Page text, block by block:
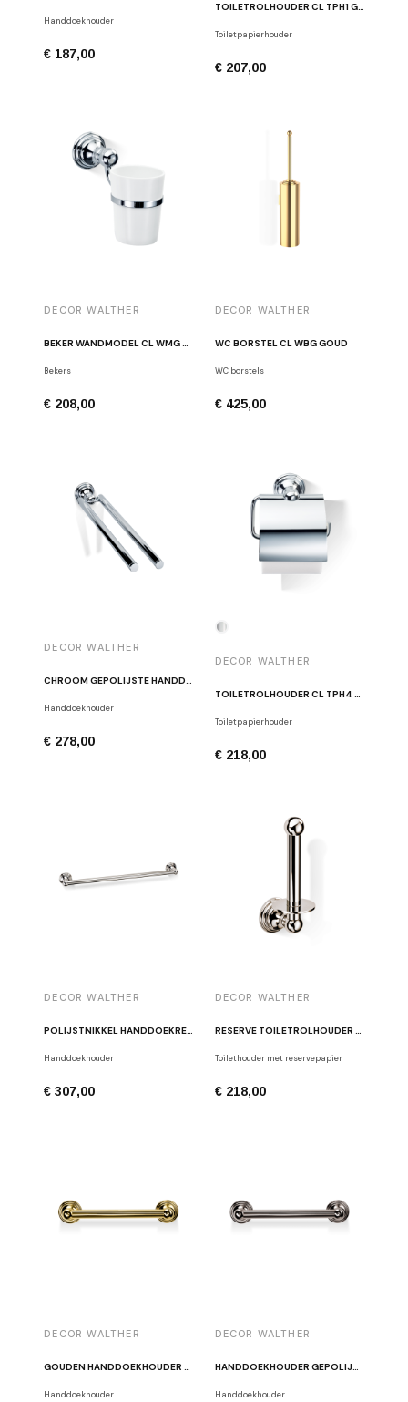
Handdoekhouder
€ 187,00
TOILETROLHOUDER CL TPH1 GLANS GOUD
Toiletpapierhouder
€ 207,00
DECOR WALTHER
BEKER WANDMODEL CL WMG GEPOLIJSTE CHROOM
Bekers
€ 208,00
DECOR WALTHER
WC BORSTEL CL WBG GOUD
WC borstels
€ 425,00
DECOR WALTHER
Handdoekhouder
€ 278,00
DECOR WALTHER
Toiletpapierhouder
€ 218,00
DECOR WALTHER
POLIJSTNIKKEL HANDDOEKREK CL HTE60
Handdoekhouder
€ 307,00
DECOR WALTHER
RESERVE TOILETROLHOUDER CL ERH GEPOLIJST NIKKEL
Toilethouder met reservepapier
€ 218,00
DECOR WALTHER
GOUDEN HANDDOEKHOUDER CL HTE30
Handdoekhouder
DECOR WALTHER
HANDDOEKHOUDER GEPOLIJST NIKKEL CL HTE30
Handdoekhouder